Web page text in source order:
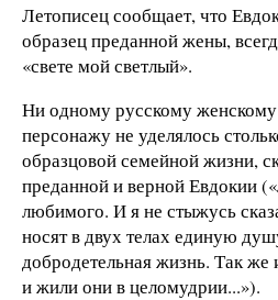
Летописец сообщает, что
образец преданной жены,
«свете мой светлый».
Ни одному русскому
персонажу не уделялось
образцовой семейной жизни,
преданной и верной Евдокии
любимого. И я не стыжусь
носят в двух телах единую
добродетельная жизнь. Так
и жили они в целомудрии...»).